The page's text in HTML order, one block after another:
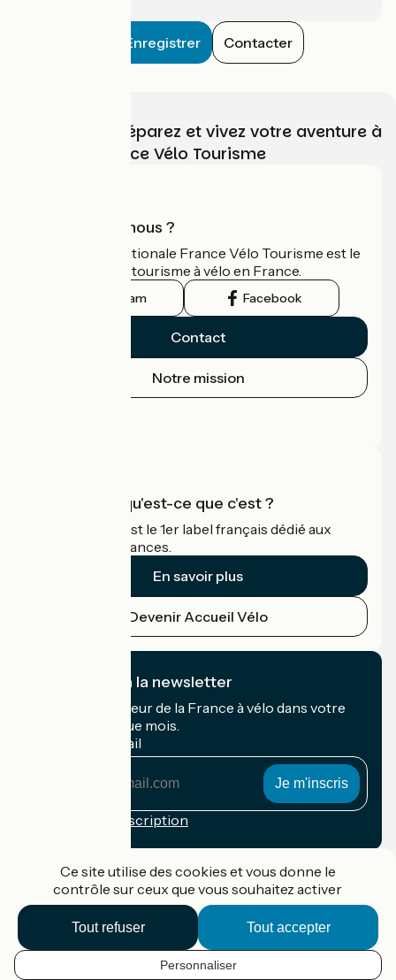
FR
Enregistrer Contacter
Choisissez, préparez et vivez votre aventure à
vélo avec France Vélo Tourisme
Qui sommes-nous ?
L'association nationale France Vélo Tourisme est le
guide officiel du tourisme à vélo en France.
Instagram Facebook
Contact
Notre mission
Accueil Vélo qu'est-ce que c'est ?
Accueil Vélo c'est le 1er label français dédié aux
cyclistes en vacances.
En savoir plus
Devenir Accueil Vélo
Je m'abonne à la newsletter
Recevez le meilleur de la France à vélo dans votre
boîte mail chaque mois.
Mon adresse mail
Conditions d'inscription
Accueil Vélo Pro
Contact
Mentions légales
Ce site utilise des cookies et vous donne le
contrôle sur ceux que vous souhaitez activer
Tout accepter
Tout refuser
Personnaliser